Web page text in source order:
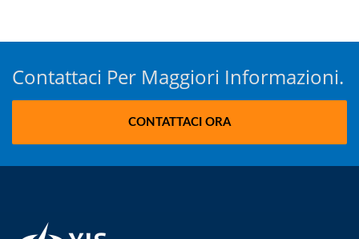
Contattaci Per Maggiori Informazioni.
CONTATTACI ORA